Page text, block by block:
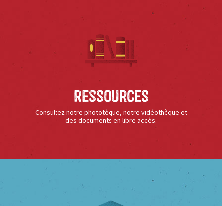
Ressources
Consultez notre phototèque, notre vidéothèque et
des documents en libre accès.